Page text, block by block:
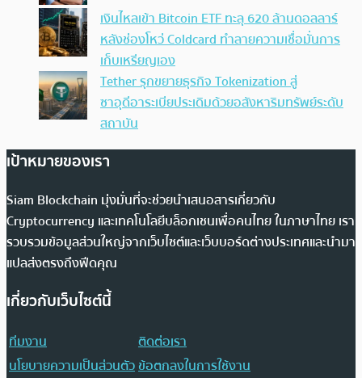
เงินไหลเข้า Bitcoin ETF ทะลุ 620 ล้านดอลลาร์
หลังช่องโหว่ Coldcard ทำลายความเชื่อมั่นการ
เก็บเหรียญเอง
Tether รุกขยายธุรกิจ Tokenization สู่
ซาอุดีอาระเบียประเดิมด้วยอสังหาริมทรัพย์ระดับ
สถาบัน
เป้าหมายของเรา
Siam Blockchain มุ่งมั่นที่จะช่วยนำเสนอสารเกี่ยวกับ
Cryptocurrency และเทคโนโลยีบล็อกเชนเพื่อคนไทย ในภาษาไทย เรา
รวบรวมข้อมูลส่วนใหญ่จากเว็บไซต์และเว็บบอร์ดต่างประเทศและนำมา
แปลส่งตรงถึงฟีดคุณ
เกี่ยวกับเว็บไซต์นี้
ทีมงาน
ติดต่อเรา
นโยบายความเป็นส่วนตัวข้อตกลงในการใช้งาน